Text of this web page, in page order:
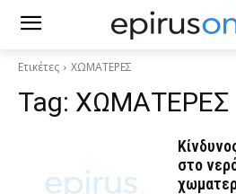
Ετικέτες ΧΩΜΑΤΕΡΕΣ
Tag: ΧΩΜΑΤΕΡΕΣ
στο